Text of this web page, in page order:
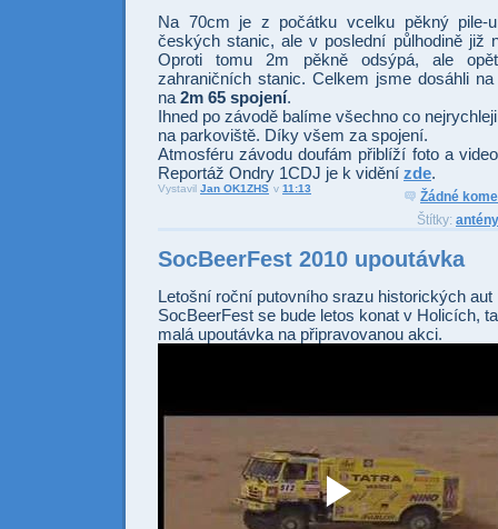
Na 70cm je z počátku vcelku pěkný pile-
českých stanic, ale v poslední půlhodině již
Oproti tomu 2m pěkně odsýpá, ale
zahraničních stanic. Celkem jsme dosáhli
na 2m 65 spojení.
Ihned po závodě balíme všechno co
na parkoviště. Díky všem za spojení.
Atmosféru závodu doufám přiblíží foto a
Reportáž Ondry 1CDJ je k vidění zde.
Vystavil Jan OK1ZHS v 11:13
Žádné
Štítky: antény
SocBeerFest 2010 upoutávka
Letošní roční putovního srazu historických aut
SocBeerFest se bude letos konat v Holicích,
malá upoutávka na připravovanou akci.